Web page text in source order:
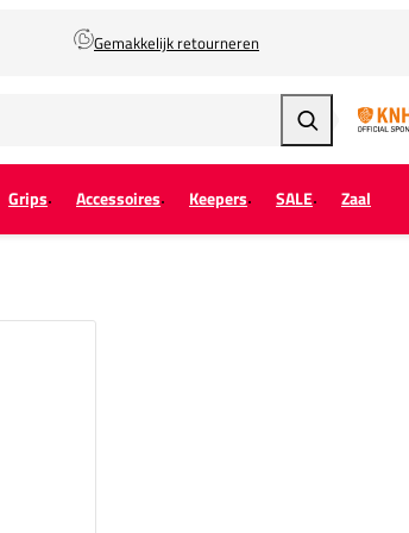
Gemakkelijk retourneren
Zoeken
Grips Accessoires Keepers SALE Zaal